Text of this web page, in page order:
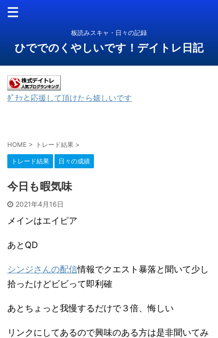
板読みスキャ・日々の記録
ひででのくやしいです！デイトレ日記
ﾎﾟﾁｯと応援して頂けたら嬉しいです
HOME > トレード結果 >
トレード結果 日々の成績
今日も暇気味
2021年4月16日
メインはエイピア
あとQD
シンジさんの配信情報でクエスト暴落と聞いて少し
拾ったけどビビって即利確
あとちょっと我慢するだけで３倍、悔しい
リンクにしてあるので興味のある方は是非聞いてみ